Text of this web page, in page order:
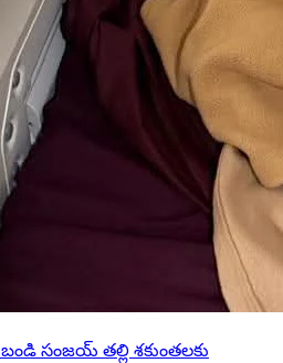
బండి సంజయ్ తల్లి శకుంతలకు